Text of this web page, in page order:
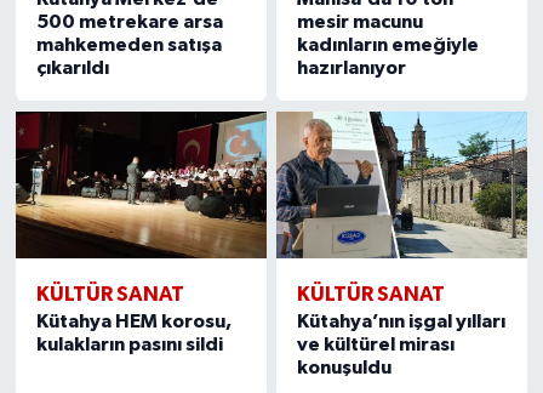
500 metrekare arsa
mahkemeden satışa
çıkarıldı
mesir macunu
kadınların emeğiyle
hazırlanıyor
KÜLTÜR SANAT
Kütahya HEM korosu,
kulakların pasını sildi
KÜLTÜR SANAT
Kütahya’nın işgal yılları
ve kültürel mirası
konuşuldu